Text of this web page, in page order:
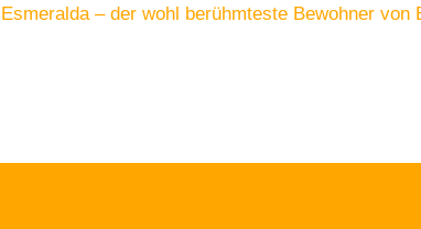
Esmeralda – der wohl berühmteste Bewohner von